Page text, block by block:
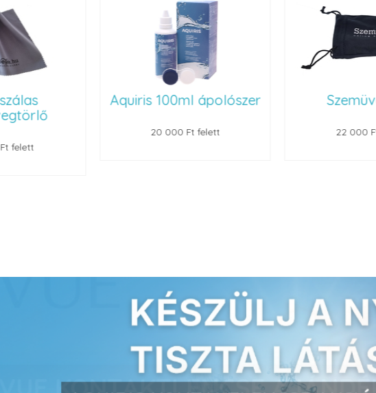
Aquiris 100ml ápolószer Szemüvegtok